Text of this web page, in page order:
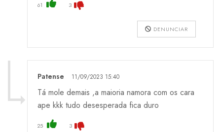
61 3
DENUNCIAR
Patense 11/09/2023 15:40
Tá mole demais ,a maioria namora com os cara
ape kkk tudo desesperada fica duro
25 3